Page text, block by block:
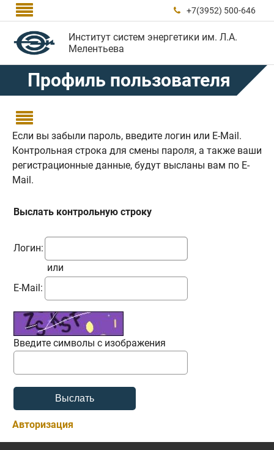
  +7(3952) 500-646
Институт систем энергетики им. Л.А.
Мелентьева
Профиль пользователя

Если вы забыли пароль, введите логин или E-Mail.
Контрольная строка для смены пароля, а также ваши
регистрационные данные, будут высланы вам по E-
Mail.
Выслать контрольную строку
Логин:
или
E-Mail:
Введите символы с изображения
Авторизация